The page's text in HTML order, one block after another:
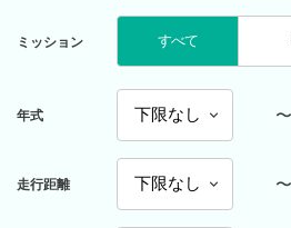
ミッション すべて
年式 〜
走行距離 〜